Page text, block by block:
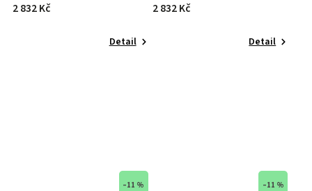
2 832 Kč
Detail
2 832 Kč
Detail
–11 % –11 %